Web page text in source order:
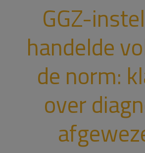
GGZ-
handelde
de norm:
over